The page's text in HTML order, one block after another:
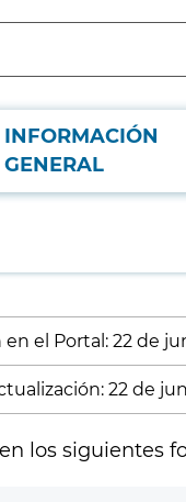
INFORMACIÓN
GENERAL
el Portal: 22 de
22 de
los siguientes